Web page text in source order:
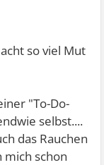
so viel Mut
"To-Do-
selbst....
das Rauchen
mich schon